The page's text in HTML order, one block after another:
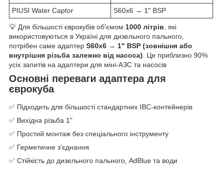
PIUSI Water Captor
S60x6 → 1" BSP
💡 Для більшості єврокубів об'ємом 1000 літрів , які
використовуються в Україні для дизельного пального,
потрібен саме адаптер S60x6 → 1" BSP (зовнішня або
внутрішня різьба залежно від насоса) . Це приблизно 90%
усіх запитів на адаптери для міні-АЗС та насосів
Основні переваги адаптера для
єврокуба
✅ Підходить для більшості стандартних IBC-контейнерів
✅ Вихідна різьба 1"
✅ Простий монтаж без спеціального інструменту
✅ Герметичне з'єднання
✅ Стійкість до дизельного пального, AdBlue та води